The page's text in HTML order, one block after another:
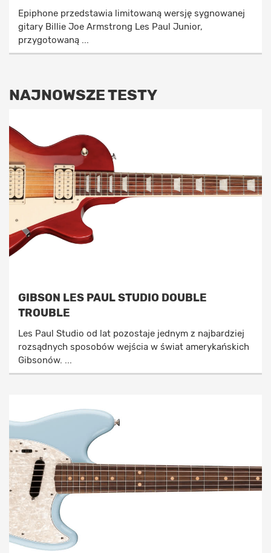
Epiphone przedstawia limitowaną wersję sygnowanej
gitary Billie Joe Armstrong Les Paul Junior,
przygotowaną ...
NAJNOWSZE TESTY
GIBSON LES PAUL STUDIO DOUBLE
TROUBLE
Les Paul Studio od lat pozostaje jednym z najbardziej
rozsądnych sposobów wejścia w świat amerykańskich
Gibsonów. ...